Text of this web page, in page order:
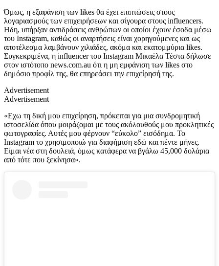
Όμως, η εξαφάνιση των likes θα έχει επιπτώσεις στους
λογαριασμούς των επιχειρήσεων και σίγουρα στους influencers.
Ηδη, υπήρξαν αντιδράσεις ανθρώπων οι οποίοι έχουν έσοδα μέσω
του Instagram, καθώς οι αναρτήσεις είναι χορηγούμενες και ως
αποτέλεσμα λαμβάνουν χιλιάδες, ακόμα και εκατομμύρια likes.
Συγκεκριμένα, η influencerτου Instagram Μικαέλα Τέστα δήλωσε
στον ιστότοπο news.com.au ότι η μη εμφάνιση των likes στο
δημόσιο προφίλ της, θα επηρεάσει την επιχείρησή της.
Advertisement
Advertisement
«Εχω τη δική μου επιχείρηση, πρόκειται για μια συνδρομητική
ιστοσελίδα όπου μοιράζομαι με τους ακόλουθούς μου προκλητικές
φωτογραφίες. Αυτές μου φέρνουν “εύκολο” εισόδημα. Το
Instagram το χρησιμοποιώ για διαφήμιση εδώ και πέντε μήνες.
Είμαι νέα στη δουλειά, όμως κατάφερα να βγάλω 45,000 δολάρια
από τότε που ξεκίνησα».